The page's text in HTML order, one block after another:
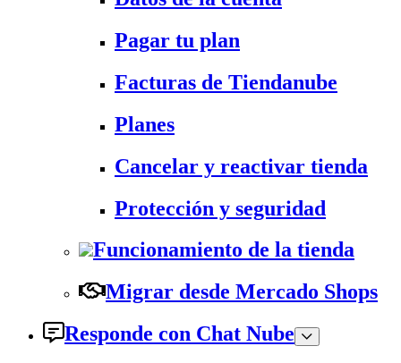
Pagar tu plan
Facturas de Tiendanube
Planes
Cancelar y reactivar tienda
Protección y seguridad
Funcionamiento de la tienda
Migrar desde Mercado Shops
Responde con Chat Nube